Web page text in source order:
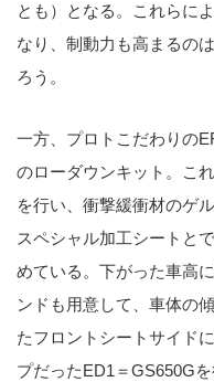
とも）となる。これらに
なり、制動力も高まるの
ろう。
一方、プロトこだわりの
のローダウンキット。こ
を行い、衝撃緩衝材のゲ
スペシャル加工シートと
めている。下がった車高
ンドも用意して、車体の
たフロントシートサイド
プだったED1＝GS650G